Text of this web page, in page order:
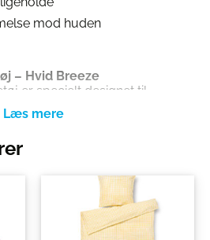
mod huden
– Hvid Breeze
er specielt designet til
byder på enestående
sengetøj en let og
til kunden der ikke
Materialet sikrer optimal